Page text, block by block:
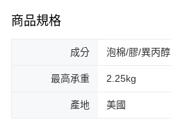
商品規格
成分 泡棉/膠/異丙醇
最高承重 2.25kg
產地 美國